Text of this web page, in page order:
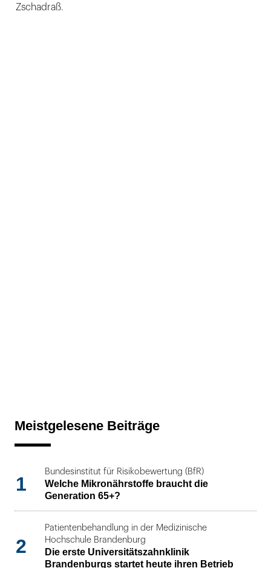
Zschadraß.
Meistgelesene Beiträge
1
Bundesinstitut für Risikobewertung (BfR)
Welche Mikronährstoffe braucht die
Generation 65+?
2
Patientenbehandlung in der Medizinische
Hochschule Brandenburg
Die erste Universitätszahnklinik
Brandenburgs startet heute ihren Betrieb